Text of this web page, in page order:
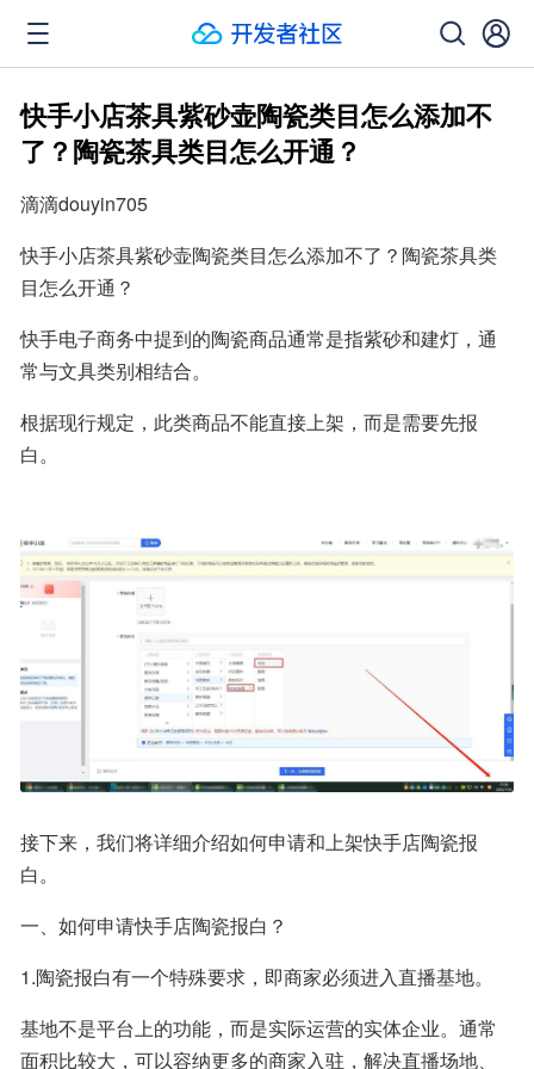
快手小店茶具紫砂壶陶瓷类目怎么添加不
了？陶瓷茶具类目怎么开通？
滴滴douyin705
快手小店茶具紫砂壶陶瓷类目怎么添加不了？陶瓷茶具类
目怎么开通？
快手电子商务中提到的陶瓷商品通常是指紫砂和建灯，通
常与文具类别相结合。
根据现行规定，此类商品不能直接上架，而是需要先报
白。
接下来，我们将详细介绍如何申请和上架快手店陶瓷报
白。
一、如何申请快手店陶瓷报白？
1.陶瓷报白有一个特殊要求，即商家必须进入直播基地。
基地不是平台上的功能，而是实际运营的实体企业。通常
面积比较大，可以容纳更多的商家入驻，解决直播场地、